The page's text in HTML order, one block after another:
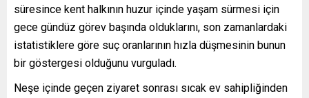
süresince kent halkının huzur içinde yaşam sürmesi için
gece gündüz görev başında olduklarını, son zamanlardaki
istatistiklere göre suç oranlarının hızla düşmesinin bunun
bir göstergesi olduğunu vurguladı.
Neşe içinde geçen ziyaret sonrası sıcak ev sahipliğinden